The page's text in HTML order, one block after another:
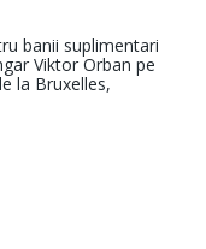
banii suplimentari
Viktor Orban pe
la Bruxelles,